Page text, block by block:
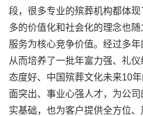
段，很多专业的殡葬机构都体
多的价值化和社会化的理念也
服务为核心竞争价值。经过多年
从而培养了一批年富力强、礼
态度好、中国殡葬文化未来10
面突出、事业心强人才，为公
实基础，也为客户提供全方位